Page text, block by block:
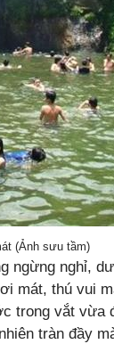
(Ảnh sưu tầm)
ngừng nghỉ,
mát, thú vui
trong vắt vừa
tràn đầy